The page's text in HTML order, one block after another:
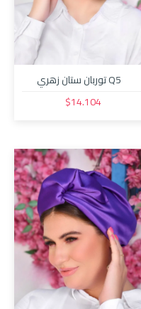
Q5 توربان ستان زهري
$14.104